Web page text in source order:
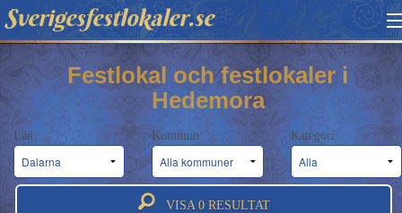
Sverigesfestlokaler.se
HITTA FESTLOKAL
BOKNINGSFÖRFRÅGAN
OM OSS
ATT BOKA FESTLOKAL
Festlokal och festlokaler i
Hedemora
Län: Kommun: Kategori:
VISA 0RESULTAT
Festlokal Hedemora - Festlokaler &
festvåningar i Hedemora